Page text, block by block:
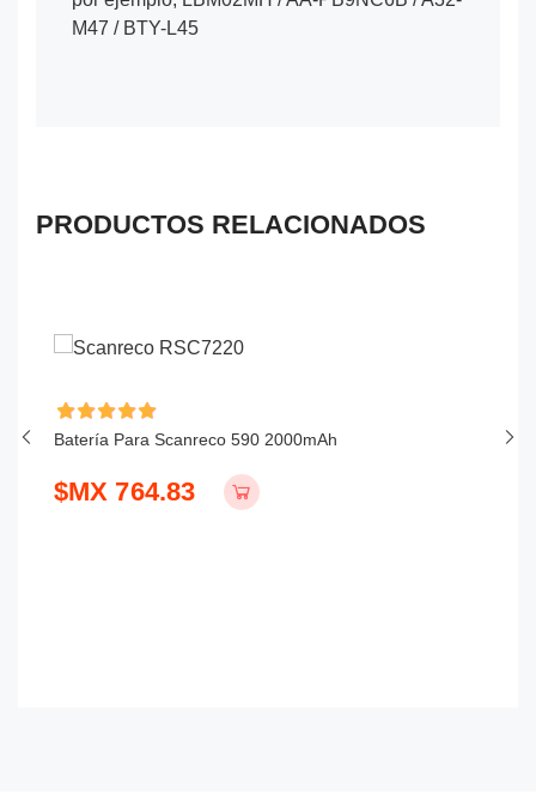
M47 / BTY-L45
PRODUCTOS RELACIONADOS
Batería Para Scanreco 590 2000mAh
$MX 764.83